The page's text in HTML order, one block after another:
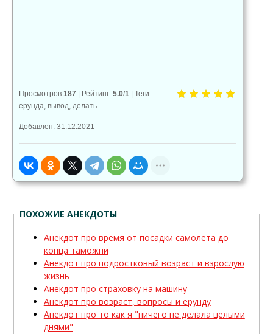
Просмотров:187 | Рейтинг: 5.0/1 | Теги:
ерунда вывод делать
Добавлен: 31.12.2021
ПОХОЖИЕ АНЕКДОТЫ
Анекдот про время от посадки самолета до
конца таможни
Анекдот про подростковый возраст и взрослую
жизнь
Анекдот про страховку на машину
Анекдот про возраст, вопросы и ерунду
Анекдот про то как я "ничего не делала целыми
днями"